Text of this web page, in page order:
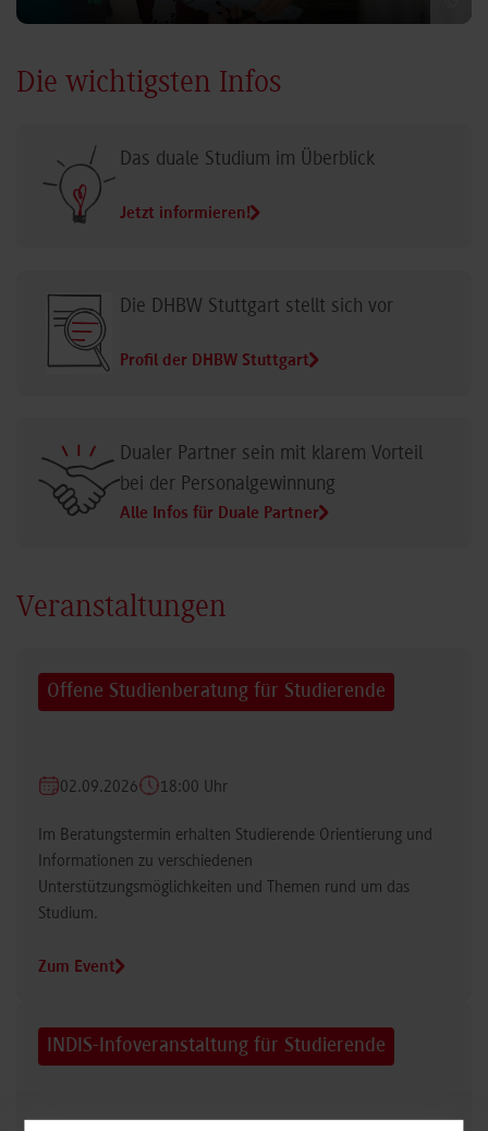
Die wichtigsten Infos
Alle Infos für Duale Partner
Veranstaltungen
Offene Studienberatung für Studierende
Informationen zu verschiedenen
Unterstützungsmöglichkeiten und Themen rund um das
Studium.
INDIS-Infoveranstaltung für Studierende
07.09.2026 18:00 Uhr